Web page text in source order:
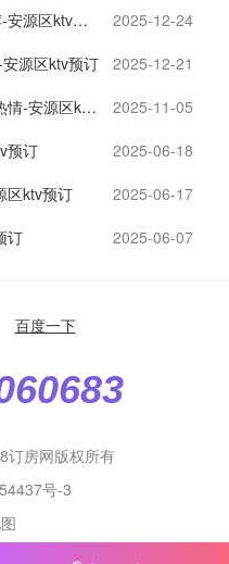
区ktv预订
2025-12-24
源区ktv预订
2025-12-21
源区ktv预订
2025-11-05
预订
2025-06-18
区ktv预订
2025-06-17
订
2025-06-07
百度一下
订房网版权所有
号-3